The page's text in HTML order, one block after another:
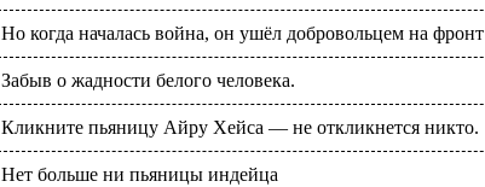
Но когда началась война, он ушёл добровольцем на фронт
Забыв о жадности белого человека.
Кликните пьяницу Айру Хейса — не откликнется никто.
Нет больше ни пьяницы индейца